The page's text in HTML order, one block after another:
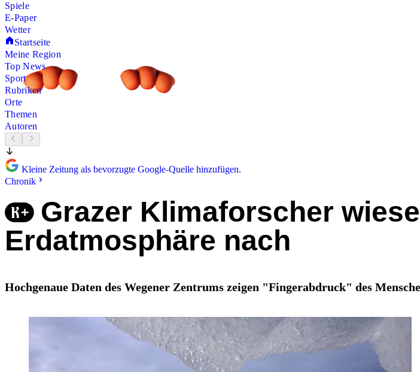
Spiele
E-Paper
Wetter
Startseite
Meine Region
Top News
Sport
Rubriken
Orte
Themen
Autoren
Kleine Zeitung als bevorzugte Google-Quelle hinzufügen.
Chronik
Grazer Klimaforscher
Erdatmosphäre nach
Hochgenaue Daten des Wegener Zentrums zeigen "Fingerabdruck" des